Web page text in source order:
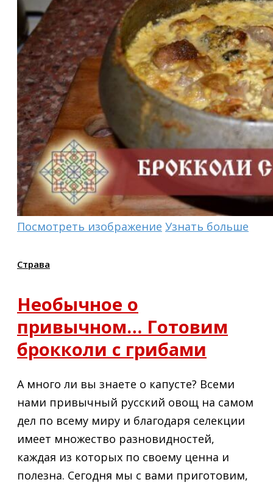
Посмотреть изображение Узнать больше
Страва
Необычное о
привычном… Готовим
брокколи с грибами
А много ли вы знаете о капусте? Всеми
нами привычный русский овощ на самом
дел по всему миру и благодаря селекции
имеет множество разновидностей,
каждая из которых по своему ценна и
полезна. Сегодня мы с вами приготовим,